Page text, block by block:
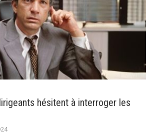
hésitent à interroger les